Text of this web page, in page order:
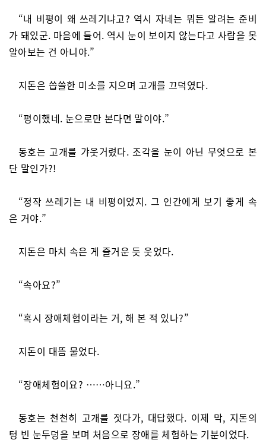
“내 비평이 왜 쓰레기냐고? 역시 자네는 뭐든 알려는 준비
가 돼있군. 마음에 들어. 역시 눈이 보이지 않는다고 사람을 못
알아보는 건 아니야.”
지돈은 씁쓸한 미소를 지으며 고개를 끄덕였다.
“평이했네. 눈으로만 본다면 말이야.”
동호는 고개를 갸웃거렸다. 조각을 눈이 아닌 무엇으로 본
단 말인가?!
“정작 쓰레기는 내 비평이었지. 그 인간에게 보기 좋게 속
은 거야.”
지돈은 마치 속은 게 즐거운 듯 웃었다.
“속아요?”
“혹시 장애체험이라는 거, 해 본 적 있나?”
지돈이 대뜸 물었다.
“장애체험이요? ……아니요.”
동호는 천천히 고개를 젓다가, 대답했다. 이제 막, 지돈의
텅 빈 눈두덩을 보며 처음으로 장애를 체험하는 기분이었다.